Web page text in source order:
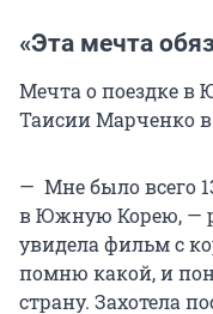
«Эта мечта
Мечта о поездке в
Таисии Марченко в
— Мне было всего
в Южную Корею, —
увидела фильм с
помню какой, и
страну. Захотела